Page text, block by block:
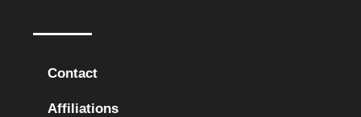
Contact
Affiliations